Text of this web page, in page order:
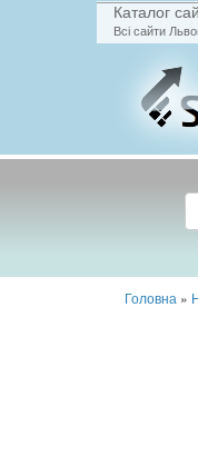
Каталог
Всі сайти
Головна »